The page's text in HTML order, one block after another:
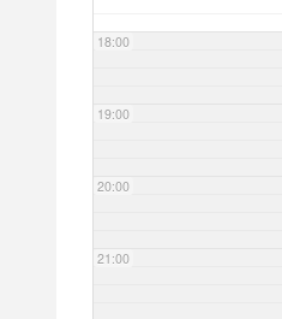
18:00
19:00
20:00
21:00